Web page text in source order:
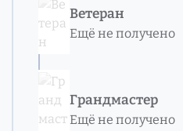
Ветеран
Ещё не получено
Грандмастер
Ещё не получено